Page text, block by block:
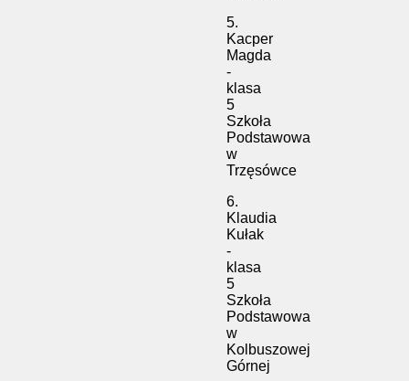
5.
Kacper
Magda
-
klasa
5
Szkoła
Podstawowa
w
Trzęsówce
6.
Klaudia
Kułak
-
klasa
5
Szkoła
Podstawowa
w
Kolbuszowej
Górnej